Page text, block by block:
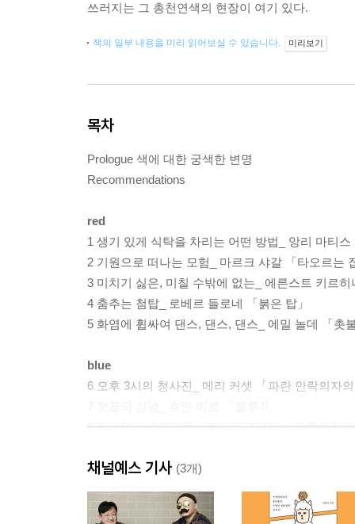
쓰러지는 그 총천연색의 현장이 여기 있다.
책의 일부 내용을 미리 읽어보실 수 있습니다. 미리보기
목차
Prologue 색에 대한 궁색한 변명
Recommendations
red
1 생기 있게 식탁을 차리는 어떤 방법_ 앙리 마티
2 기원으로 떠나는 모험_ 마르크 샤갈 「타오르는
3 미치기 싫은, 미칠 수밖에 없는_ 에른스트 키르
4 춤추는 첨탑_ 로베르 들로네 「붉은 탑」
5 화염에 휩싸여 댄스, 댄스, 댄스_ 에밀 놀데 「촛
blue
6 오후 3시의 청사진_ 메리 커셋 「파란 안락의자
8 저녁의 수수께끼들_ 르네 마그리트 「아른하임
10 수련 옆에서 수련하기_ 클로드 모네 「수련」
white
채널예스 기사 (3개)